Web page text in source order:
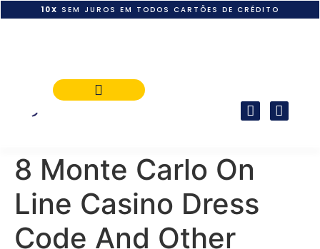
10X SEM JUROS EM TODOS CARTÕES DE CRÉDITO
8 Monte Carlo On
Line Casino Dress
Code And Other